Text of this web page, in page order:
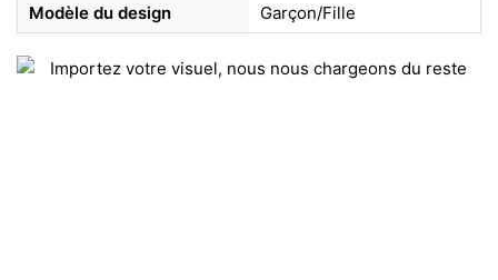
Modèle du design Garçon/Fille